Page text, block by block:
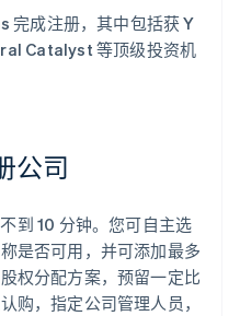
完成注册，其中包括获 Y
Catalyst 等顶级投资机
公司
到 10 分钟。您可自主选
是否可用，并可添加最多
权分配方案，预留一定比
购，指定公司管理人员，